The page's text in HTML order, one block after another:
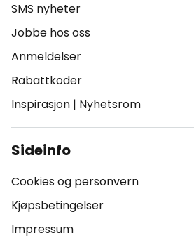
SMS nyheter
Jobbe hos oss
Anmeldelser
Rabattkoder
Inspirasjon | Nyhetsrom
Sideinfo
Cookies og personvern
Kjøpsbetingelser
Impressum